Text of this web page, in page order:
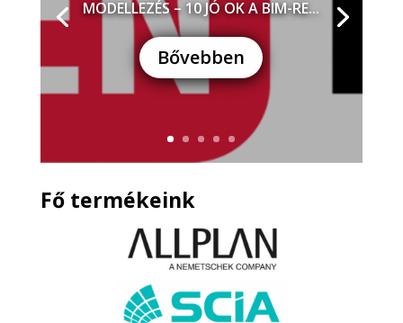
MODELLEZÉS – 10 JÓ OK A BIM-RE...
Bővebben
Fő termékeink